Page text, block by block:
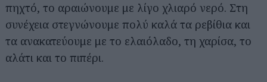
πηχτό, το αραιώνουμε με λίγο χλιαρό νερό. Στη
συνέχεια στεγνώνουμε πολύ καλά τα ρεβίθια και
τα ανακατεύουμε με το ελαιόλαδο, τη χαρίσα, το
αλάτι και το πιπέρι.